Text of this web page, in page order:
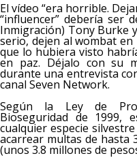
El vídeo “era horrible.
“influencer” debería ser
Inmigración) Tony Burke
serio, dejen al wombat
que lo hubiera visto
en paz. Déjalo con su
durante una entrevista
canal Seven Network.
Según la Ley de
Bioseguridad de 1999,
cualquier especie
acarrear multas de hasta
(unos 3.8 millones de